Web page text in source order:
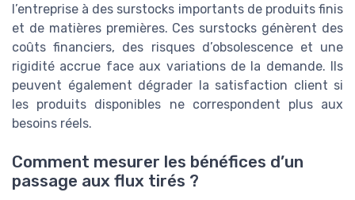
l’entreprise à des surstocks importants de produits finis
et de matières premières. Ces surstocks génèrent des
coûts financiers, des risques d’obsolescence et une
rigidité accrue face aux variations de la demande. Ils
peuvent également dégrader la satisfaction client si
les produits disponibles ne correspondent plus aux
besoins réels.
Comment mesurer les bénéfices d’un
passage aux flux tirés ?